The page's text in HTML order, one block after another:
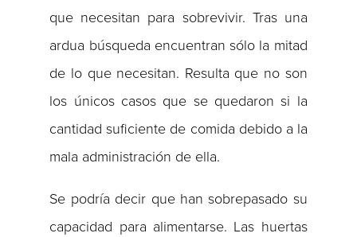
que necesitan para sobrevivir. Tras una
ardua búsqueda encuentran sólo la mitad
de lo que necesitan. Resulta que no son
los únicos casos que se quedaron si la
cantidad suficiente de comida debido a la
mala administración de ella.
Se podría decir que han sobrepasado su
capacidad para alimentarse. Las huertas